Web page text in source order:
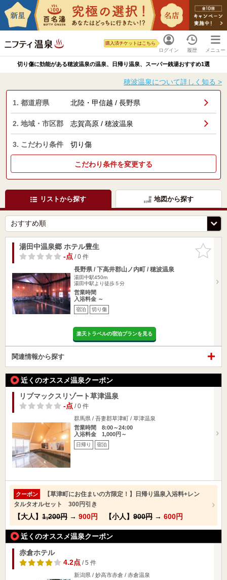
ログイン
購入済チケットはこちら
履歴 メニュー
切り傷に効能がある穂波温泉の温泉、日帰り温泉、スーパー銭湯おすすめ1選
穂波温泉について詳しく知る >
1. 都道府県 北陸・甲信越 / 長野県
2. 地域・市区郡 志賀高原 / 穂波温泉
3. こだわり条件 切り傷
こだわり条件を変更する
リストから探す 地図から探す
お気に入
りに追加
湯田中温泉郷 ホテル豊生
-点/ 0 件
長野県 / 下高井郡山ノ内町 / 穂波温泉
湯田中駅450m
湯田中駅より徒歩５分
営業時間
入浴料金 ～
宿泊 切り傷
楽天トラベルの宿泊プランを見る
関連情報から探す
近くのオススメ温泉クーポン
リブマックスリゾート草津温泉
-点/ 0 件
群馬県 / 吾妻郡草津町 / 草津温泉
営業時間 8:00～24:00
入浴料金 1,000円～
日帰り 宿泊
クーポン
【草津町にお住まいの方限定！】日帰り温泉入浴料+レン
タルタオルセット 300円引き
【大人】 1,200円 → 900円 【小人】 900円 → 600円
近くのオススメ温泉クーポン
赤倉ホテル
4.2点/ 5 件
新潟県 / 妙高市赤倉 / 赤倉温泉